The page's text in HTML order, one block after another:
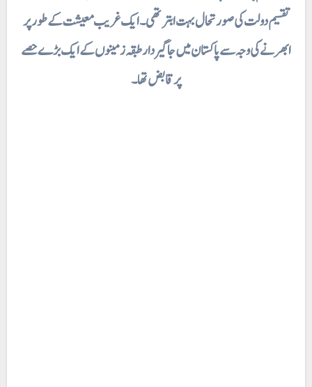
تقسیم دولت کی صورتحال بہت ابتر تھی۔ ایک غریب معیشت کے طور پر
ابھرنے کی وجہ سے پاکستان میں جاگیر دار طبقہ زمینوں کے ایک بڑے حصے
پر قابض تھا۔